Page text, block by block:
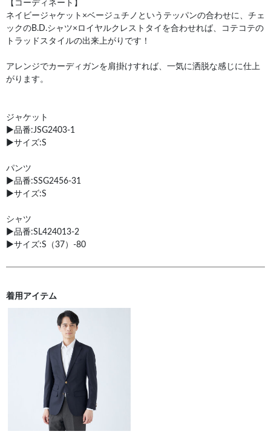
【コーディネート】
ネイビージャケット×ベージュチノというテッパンの合わせに、チェ
ックのB.D.シャツ×ロイヤルクレストタイを合わせれば、コテコテの
トラッドスタイルの出来上がりです！
アレンジでカーディガンを肩掛けすれば、一気に洒脱な感じに仕上
がります。
ジャケット
▶︎品番:JSG2403-1
▶︎サイズ:S
パンツ
▶︎品番:SSG2456-31
▶︎サイズ:S
シャツ
▶︎品番:SL424013-2
▶︎サイズ:S（37）-80
着用アイテム